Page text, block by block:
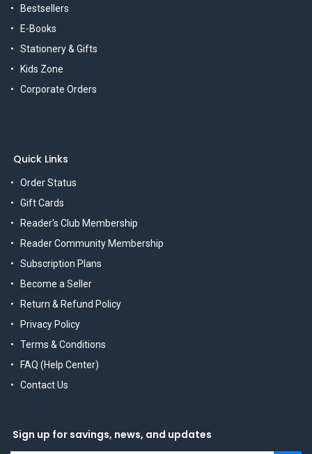
Bestsellers
E-Books
Stationery & Gifts
Kids Zone
Corporate Orders
Quick Links
Order Status
Gift Cards
Reader's Club Membership
Reader Community Membership
Subscription Plans
Become a Seller
Return & Refund Policy
Privacy Policy
Terms & Conditions
FAQ (Help Center)
Contact Us
Sign up for savings, news, and updates